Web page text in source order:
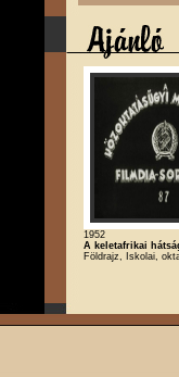
1952
A keletafrikai
Földrajz, Iskolai,